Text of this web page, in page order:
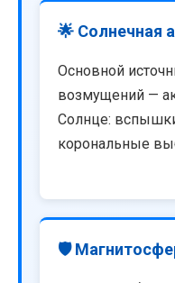
🌟 Солнечная
Основной
возмущений —
Солнце:
корональные
🛡️